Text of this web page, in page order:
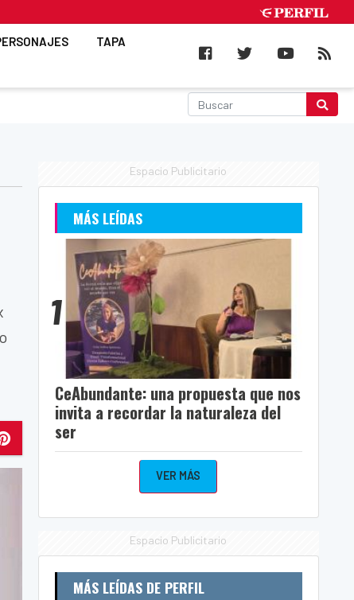
TAPA
Espacio Publicitario
MÁS LEÍDAS
1
CeAbundante: una propuesta que nos
invita a recordar la naturaleza del
ser
VER MÁS
Espacio Publicitario
MÁS LEÍDAS DE PERFIL